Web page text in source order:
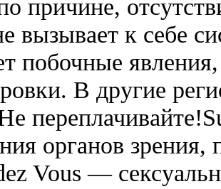
причине,
вызывает к себе
побочные
В другие
органов
Vous —